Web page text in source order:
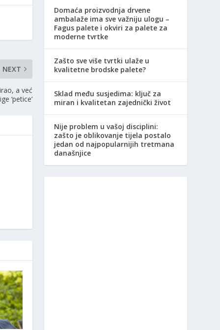
NEXT
a već
‘petice’
Domaća proizvodnja drvene
ambalaže ima sve važniju ulogu –
Fagus palete i okviri za palete za
moderne tvrtke
Zašto sve više tvrtki ulaže u
kvalitetne brodske palete?
Sklad među susjedima: ključ za
miran i kvalitetan zajednički život
Nije problem u vašoj disciplini:
zašto je oblikovanje tijela postalo
jedan od najpopularnijih tretmana
današnjice